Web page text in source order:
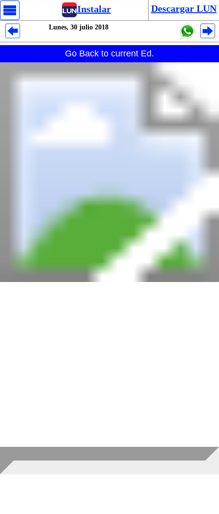
Instalar Descargar LUN
Lunes, 30 julio 2018
Go Back to current Ed.
Despliegues Analytics
Despliegues Totales
Despliegues por Rubros